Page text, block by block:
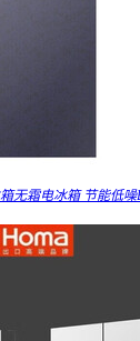
无霜电冰箱 节能低噪